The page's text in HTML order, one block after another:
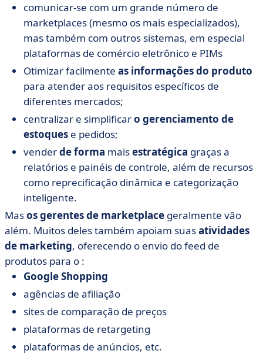
comunicar-se com um grande número de
marketplaces (mesmo os mais especializados),
mas também com outros sistemas, em especial
plataformas de comércio eletrônico e PIMs
Otimizar facilmente as informações do produto
para atender aos requisitos específicos de
diferentes mercados;
centralizar e simplificaro gerenciamento de
estoques e pedidos;
venderde forma maisestratégica graças a
relatórios e painéis de controle, além de recursos
como reprecificação dinâmica e categorização
inteligente.
Masos gerentes de marketplace geralmente vão
além. Muitos deles também apoiam suasatividades
de marketing, oferecendo o envio do feed de
produtos para o :
Google Shopping
agências de afiliação
sites de comparação de preços
plataformas de retargeting
plataformas de anúncios, etc.